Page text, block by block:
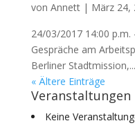
von Annett| März 24,
24/03/2017 14:00 p.m.
Gespräche am
Berliner Stadtmission,...
« Ältere Einträge
Veranstaltungen
Keine